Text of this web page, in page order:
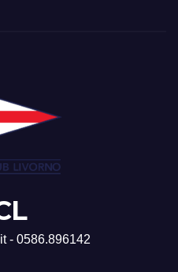
- 0586.896142